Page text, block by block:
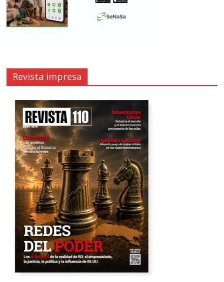
Revista impresa